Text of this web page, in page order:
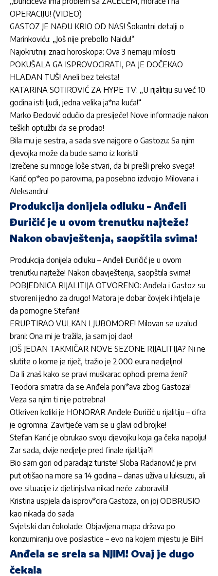
OPERACIJU! (VIDEO)
GASTOZ JE NAĐU KRIO OD NAS! Šokantni detalji o
Marinkoviću: „Još nije prebolIo Naidu!“
Najokrutniji znaci horoskopa: Ova 3 nemaju milosti
POKUŠALA GA ISPROVOCIRATI, PA JE DOČEKAO
HLADAN TUŠ! Aneli bez teksta!
KATARINA SOTIROVIĆ ZA HYPE TV: „U rijalitiju su već 10
godina isti ljudi, jedna velika ja*na kuća!“
Marko Đedović odučio da presiječe! Nove informacije nakon
teških optužbi da se prodao!
Bila mu je sestra, a sada sve najgore o Gastozu: Sa njim
djevojka može da bude samo iz koristi!
Izrečene su mnoge loše stvari, da bi prešli preko svega!
Karić op*eo po parovima, pa posebno izdvojio Milovana i
Aleksandru!
Produkcija donijela odluku – Anđeli
Đuričić je u ovom trenutku najteže!
Nakon obavještenja, saopštila svima!
Produkcija donijela odluku – Anđeli Đuričić je u ovom
trenutku najteže! Nakon obavještenja, saopštila svima!
POBJEDNICA RIJALITIJA OTVORENO: Anđela i Gastoz su
stvoreni jedno za drugo! Matora je dobar čovjek i htjela je
da pomogne Stefani!
ERUPTIRAO VULKAN LJUBOMORE! Milovan se uzalud
brani: Ona mi je tražila, ja sam joj dao!
JOŠ JEDAN TAKMIČAR NOVE SEZONE RIJALITIJA? Ni ne
slutite o kome je riječ, tražio je 2.000 eura nedjeljno!
Da li znaš kako se pravi muškarac ophodi prema ženi?
Teodora smatra da se Anđela poni*ava zbog Gastoza!
Veza sa njim ti nije potrebna!
Otkriven koliki je HONORAR Anđele Đuričić u rijalitiju – cifra
je ogromna: Zavrtjeće vam se u glavi od brojke!
Stefan Karić je obrukao svoju djevojku koja ga čeka napolju!
Zar sada, dvije nedjelje pred finale rijalitija?!
Bio sam gori od paradajz turiste! Sloba Radanović je prvi
put otišao na more sa 14 godina – danas uživa u luksuzu, ali
ove situacije iz djetinjstva nikad neće zaboraviti!
Kristina uspjela da isprov*cira Gastoza, on joj ODBRUSIO
kao nikada do sada
Svjetski dan čokolade: Objavljena mapa država po
konzumiranju ove poslastice – evo na kojem mjestu je BiH
Anđela se srela sa NJIM! Ovaj je dugo
čekala